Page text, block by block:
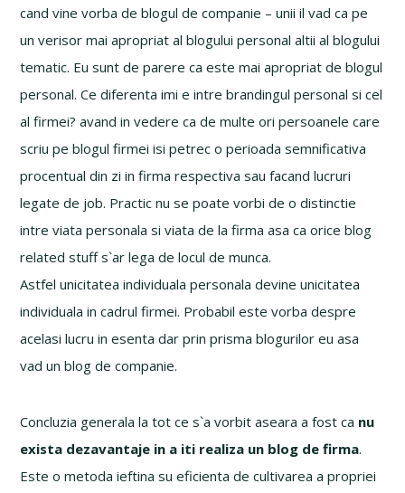
cand vine vorba de blogul de companie – unii il vad ca pe
un verisor mai apropriat al blogului personal altii al blogului
tematic. Eu sunt de parere ca este mai apropriat de blogul
personal. Ce diferenta imi e intre brandingul personal si cel
al firmei? avand in vedere ca de multe ori persoanele care
scriu pe blogul firmei isi petrec o perioada semnificativa
procentual din zi in firma respectiva sau facand lucruri
legate de job. Practic nu se poate vorbi de o distinctie
intre viata personala si viata de la firma asa ca orice blog
related stuff s`ar lega de locul de munca.
Astfel unicitatea individuala personala devine unicitatea
individuala in cadrul firmei. Probabil este vorba despre
acelasi lucru in esenta dar prin prisma blogurilor eu asa
vad un blog de companie.
Concluzia generala la tot ce s`a vorbit aseara a fost ca nu
exista dezavantaje in a iti realiza un blog de firma.
Este o metoda ieftina su eficienta de cultivarea a propriei